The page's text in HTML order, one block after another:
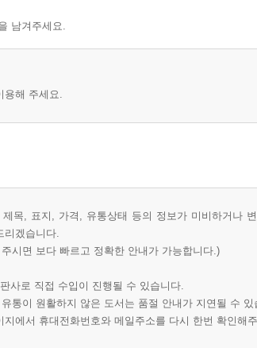
남겨주세요.
용해 주세요.
목, 표지, 가격, 유통상태 등의 정보가 미비하거나
리겠습니다.
시면 보다 빠르고 정확한 안내가 가능합니다.)
사로 직접 수입이 진행될 수 있습니다.
통이 원활하지 않은 도서는 품절 안내가 지연될 수 있
에서 휴대전화번호와 메일주소를 다시 한번 확인해